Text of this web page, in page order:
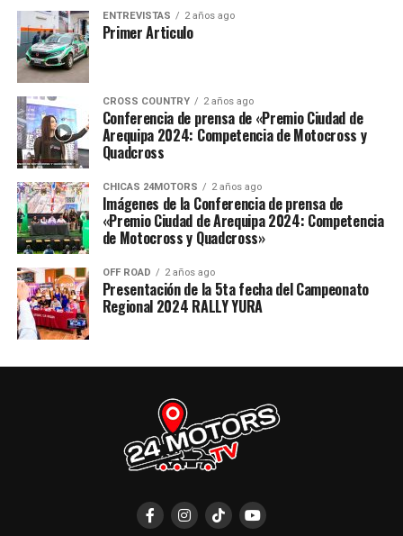
ENTREVISTAS 2 años ago
Primer Articulo
CROSS COUNTRY 2 años ago
Conferencia de prensa de «Premio Ciudad de
Arequipa 2024: Competencia de Motocross y
Quadcross
CHICAS 24MOTORS 2 años ago
Imágenes de la Conferencia de prensa de
«Premio Ciudad de Arequipa 2024: Competencia
de Motocross y Quadcross»
OFF ROAD 2 años ago
Presentación de la 5ta fecha del Campeonato
Regional 2024 RALLY YURA